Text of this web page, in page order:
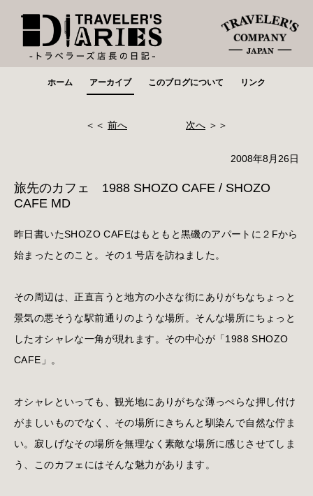
ホーム アーカイブ このブログについて リンク
＜＜ 前へ 次へ ＞＞
2008年8月26日
旅先のカフェ 1988 SHOZO CAFE / SHOZO
CAFE MD
昨日書いたSHOZO CAFEはもともと黒磯のアパートに２Fから
始まったとのこと。その１号店を訪ねました。
その周辺は、正直言うと地方の小さな街にありがちなちょっと
景気の悪そうな駅前通りのような場所。そんな場所にちょっと
したオシャレな一角が現れます。その中心が「1988 SHOZO
CAFE」。
オシャレといっても、観光地にありがちな薄っぺらな押し付け
がましいものでなく、その場所にきちんと馴染んで自然な佇ま
い。寂しげなその場所を無理なく素敵な場所に感じさせてしま
う、このカフェにはそんな魅力があります。